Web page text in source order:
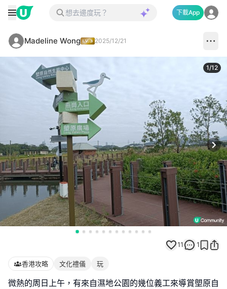
下載App
Madeline Wong 2025/12/21
1/12
11 1
香港攻略 文化禮儀 玩
微熱的周日上午，有來自濕地公園的幾位義工來導賞塱原自